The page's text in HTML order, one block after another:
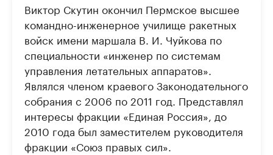
Виктор Скутин окончил Пермское высшее
командно-инженерное училище ракетных
войск имени маршала В. И. Чуйкова по
специальности «инженер по системам
управления летательных аппаратов».
Являлся членом краевого Законодательного
собрания с 2006 по 2011 год. Представлял
интересы фракции «Единая Россия», до
2010 года был заместителем руководителя
фракции «Союз правых сил».